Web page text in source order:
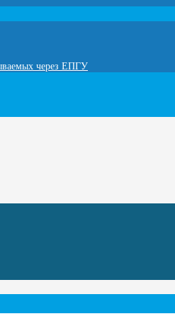
через ЕПГУ